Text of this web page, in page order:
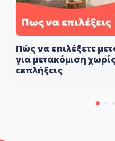
Πώς να επιλέξετε
για μετακόμιση
εκπλήξεις